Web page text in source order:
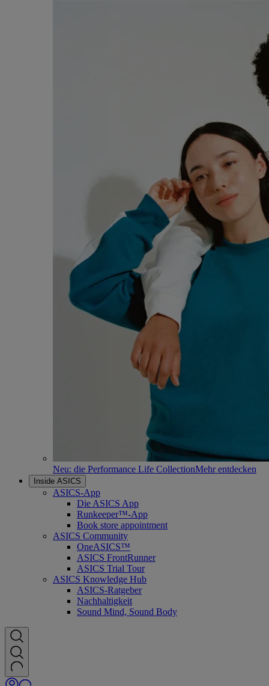
Neu: die Performance Life CollectionMehr entdecken
Inside ASICS
ASICS-App
Die ASICS App
Runkeeper™-App
Book store appointment
ASICS Community
OneASICS™
ASICS FrontRunner
ASICS Trial Tour
ASICS Knowledge Hub
ASICS-Ratgeber
Nachhaltigkeit
Sound Mind, Sound Body